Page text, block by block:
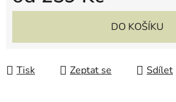
Měrná cena:
DO KOŠÍKU
Tisk Zeptat se Sdílet